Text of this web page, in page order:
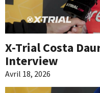
X-Trial Costa
Interview
Avril 18, 2026